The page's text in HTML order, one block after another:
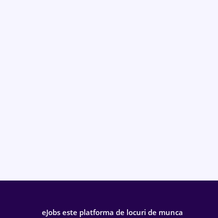
eJobs este platforma de locuri de munca